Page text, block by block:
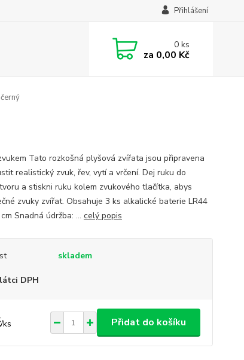
Přihlášení
0ks
za 0,00 Kč
Tato rozkošná plyšová zvířata jsou připravena
realistický zvuk, řev, vytí a vrčení. Dej ruku do
a stiskni ruku kolem zvukového tlačítka, abys
zvuky zvířat. Obsahuje 3 ks alkalické baterie LR44
Snadná údržba: ... celý popis
skladem
DPH
/ks Přidat do košíku